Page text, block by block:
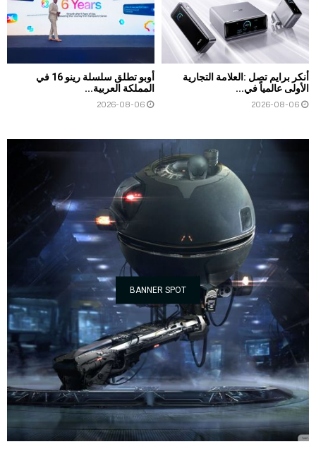
أنكر برايم تصل :العلامة التجارية
الأولى عالمياً في...
2026-08-06
أوبو تطلق سلسلة رينو 16 في
المملكة العربية...
2026-08-06
BANNER SPOT